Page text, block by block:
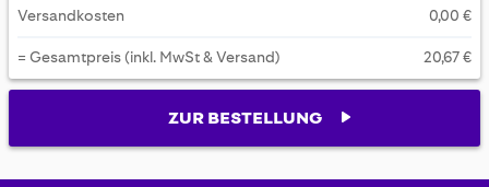
Versandkosten
0,00 €
= Gesamtpreis (inkl. MwSt & Versand) 20,67 €
ZUR BESTELLUNG